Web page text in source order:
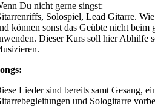
Du nicht gerne singst:
Solospiel, Lead Gitarre.
können sonst das Geübte nicht beim
Dieser Kurs soll hier Abhilfe
Lieder sind bereits samt Gesang,
und Sologitarre